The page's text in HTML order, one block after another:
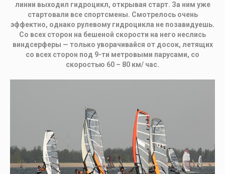
линии выходил гидроцикл, открывая старт. За ним уже
стартовали все спортсмены. Смотрелось очень
эффектно, однако рулевому гидроцикла не позавидуешь.
Со всех сторон на бешеной скорости на него неслись
виндсерферы — только уворачивайся от досок, летящих
со всех сторон под 9-ти метровыми парусами, со
скоростью 60 – 80 км/ час.